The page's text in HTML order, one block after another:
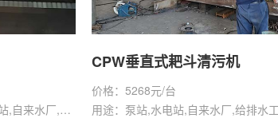
用途：泵站,污水处理,水电站,自来水厂,给排水工程
CPW垂直式耙斗清污机
价格：5268元/台
用途：泵站,水电站,自来水厂,给排水